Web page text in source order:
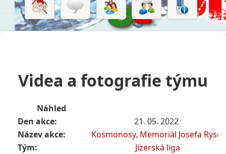
Videa a fotografie týmu
Náhled
Den akce:
21. 05. 2022
Název akce:
Kosmonosy, Memoriál Josefa Ryse
Tým:
Jizerská liga